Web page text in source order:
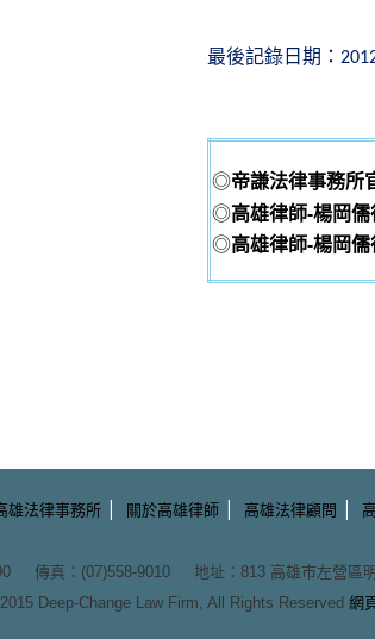
最後記錄日期：
◎帝謙法律事務所
◎高雄律師-楊岡儒
◎高雄律師-楊岡儒
雄法律事務所 | 關於高雄律師 | 高雄法律顧問 |
傳真：(07)558-9010 地址： 813 高雄市左營區
Deep-Change Law Firm, All Rights Reserved 網